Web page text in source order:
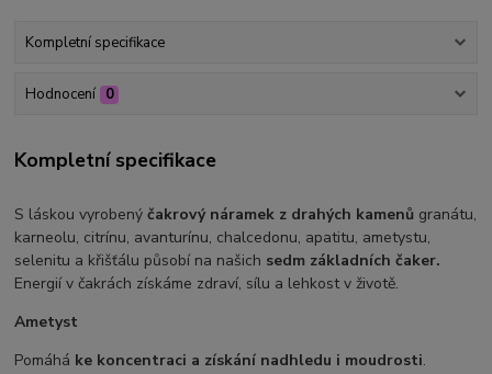
Kompletní specifikace
Hodnocení 0
Kompletní specifikace
S láskou vyrobenýčakrový náramek z drahých kamenů granátu,
karneolu, citrínu, avanturínu, chalcedonu, apatitu, ametystu,
selenitu a křišťálu působí na našich sedm základních čaker.
Energií v čakrách získáme zdraví, sílu a lehkost v životě.
Ametyst
Pomáhá ke koncentraci a získání nadhledu i moudrosti.